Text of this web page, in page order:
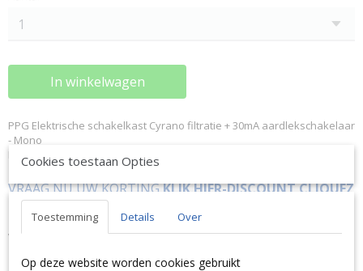
In winkelwagen
PPG Elektrische schakelkast Cyrano filtratie + 30mA aardlekschakelaar
- Mono
PPG 3057010040
VRAAG NU UW KORTINGKLIK HIER-DISCOUNT CLIQUEZ
ICI !
Of bel ons op 0032 (0)9 378 24 30 want vragen kost niks en is
VRIJBLIJVEND ! We geven altijd de laagste prijsgarantie en
Cookies toestaan Opties
Toestemming Details Over
Op deze website worden cookies gebruikt